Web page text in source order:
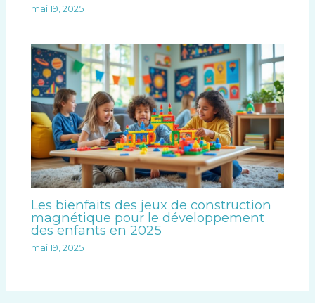
mai 19, 2025
Les bienfaits des jeux de construction
magnétique pour le développement
des enfants en 2025
mai 19, 2025